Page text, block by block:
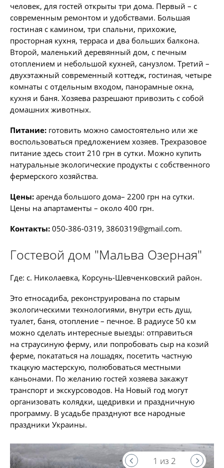
человек, для гостей открыты три дома. Первый – с
современным ремонтом и удобствами. Большая
гостиная с камином, три спальни, прихожие,
просторная кухня, терраса и два больших балкона.
Второй, маленький деревянный дом, с печным
отоплением и небольшой кухней, санузлом. Третий –
двухэтажный современный коттедж, гостиная, четыре
комнаты с отдельным входом, панорамные окна,
кухня и баня. Хозяева разрешают привозить с собой
домашних животных.
Питание: готовить можно самостоятельно или же
воспользоваться предложением хозяев. Трехразовое
питание здесь стоит 210 грн в сутки. Можно купить
натуральные экологические продукты с собственного
фермерского хозяйства.
Цены: аренда большого дома– 2200 грн на сутки.
Цены на апартаменты – около 400 грн.
Контакты: 050-386-0319, 3860319@gmail.com.
Гостевой дом "Мальва Озерная"
Где: с. Николаевка, Корсунь-Шевченковский район.
Это етносадиба, реконструирована по старым
экологическими технологиями, внутри есть душ,
туалет, баня, отопление – печное. В радиусе 50 км
можно сделать интересные выезды: отправиться
на страусиную ферму, или попробовать сыр на козий
ферме, покататься на лошадях, посетить частную
ткацкую мастерскую, полюбоваться местными
каньонами. По желанию гостей хозяева закажут
транспорт и экскурсоводов. На Новый год могут
организовать колядки, щедривки и праздничную
программу. В усадьбе празднуют все народные
праздники Украины.
1 из 2